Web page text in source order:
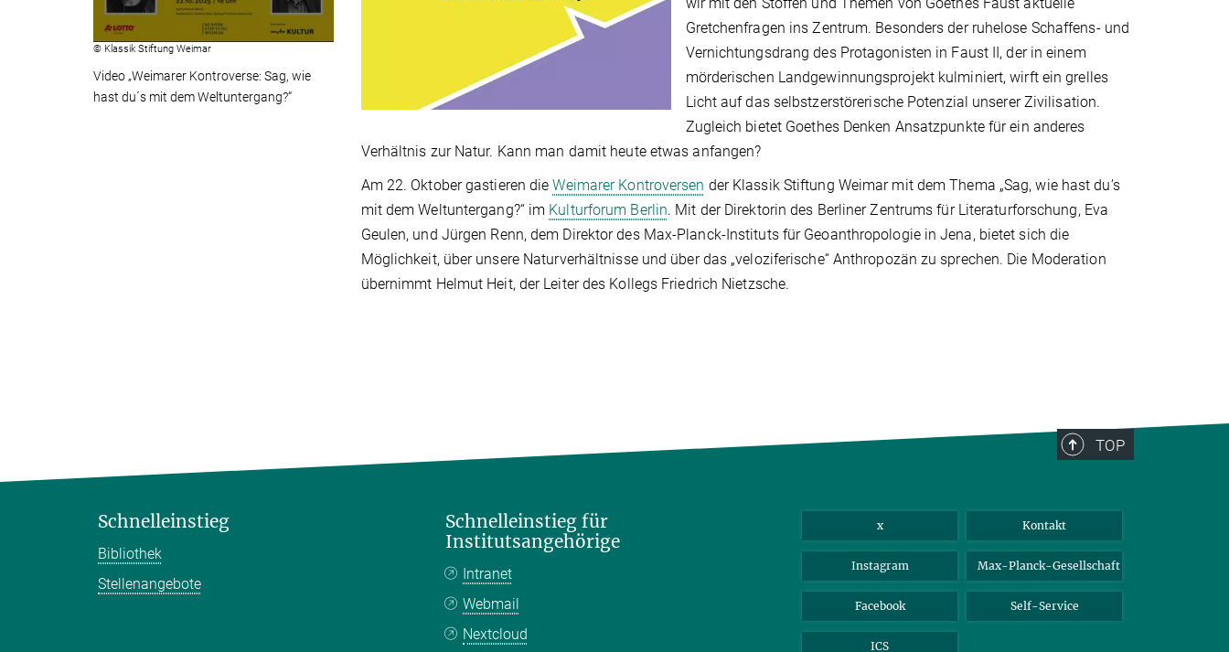
Gretchenfragen ins Zentrum. Besonders der ruhelose Schaffens- und
Vernichtungsdrang des Protagonisten in Faust II, der in einem
mörderischen Landgewinnungsprojekt kulminiert, wirft ein grelles
Licht auf das selbstzerstörerische Potenzial unserer Zivilisation.
Zugleich bietet Goethes Denken Ansatzpunkte für ein anderes
Verhältnis zur Natur. Kann man damit heute etwas anfangen?
Am 22. Oktober gastieren dieWeimarer Kontroversen der Klassik Stiftung Weimar mit dem Thema „Sag, wie hast du’s
mit dem Weltuntergang?“ im Kulturforum Berlin. Mit der Direktorin des Berliner Zentrums für Literaturforschung, Eva
Geulen, und Jürgen Renn, dem Direktor des Max-Planck-Instituts für Geoanthropologie in Jena, bietet sich die
Möglichkeit, über unsere Naturverhältnisse und über das „veloziferische“ Anthropozän zu sprechen. Die Moderation
übernimmt Helmut Heit, der Leiter des Kollegs Friedrich Nietzsche.
© Klassik Stiftung Weimar
Video „Weimarer Kontroverse: Sag, wie
hast du´s mit dem Weltuntergang?“
TOP
Schnelleinstieg
Bibliothek
Stellenangebote
Schnelleinstieg für
Institutsangehörige
Intranet
Webmail
Nextcloud
x Kontakt
Instagram Max-Planck-Gesellschaft
Facebook Self-Service
ICS